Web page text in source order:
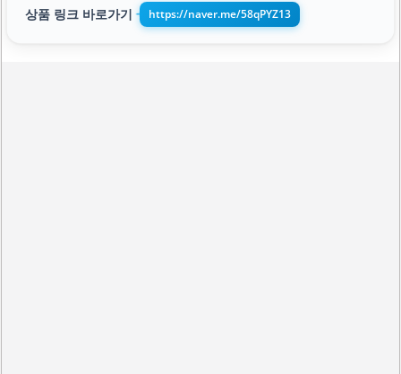
상품 링크 바로가기 ➔ https://naver.me/58qPYZ13